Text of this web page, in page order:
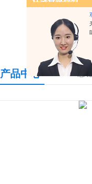
产品中心 您